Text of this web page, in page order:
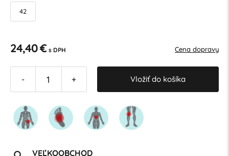
42
24,40 € s DPH Cena dopravy
- + Vložiť do košíka
VEĽKOOBCHOD